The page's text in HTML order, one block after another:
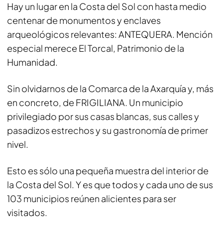
Hay un lugar en la Costa del Sol con hasta medio
centenar de monumentos y enclaves
arqueológicos relevantes: ANTEQUERA. Mención
especial merece El Torcal, Patrimonio de la
Humanidad.
Sin olvidarnos de la Comarca de la Axarquía y, más
en concreto, de FRIGILIANA. Un municipio
privilegiado por sus casas blancas, sus calles y
pasadizos estrechos y su gastronomía de primer
nivel.
Esto es sólo una pequeña muestra del interior de
la Costa del Sol. Y es que todos y cada uno de sus
103 municipios reúnen alicientes para ser
visitados.